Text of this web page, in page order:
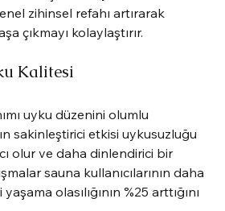
zihinsel refahı artırarak
çıkmayı kolaylaştırır.
Kalitesi
uyku düzenini olumlu
sakinleştirici etkisi uykusuzluğu
olur ve daha dinlendirici bir
sauna kullanıcılarının daha
olasılığının %25 arttığını